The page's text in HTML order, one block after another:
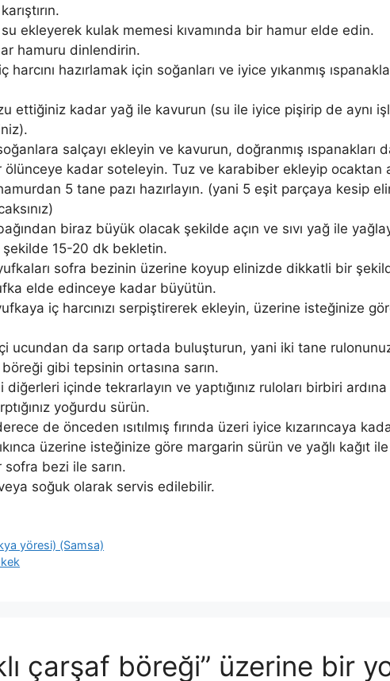
ekleyerek kulak memesi kıvamında bir hamur elde edin.
hamuru dinlendirin.
harcını hazırlamak için soğanları ve iyice yıkanmış
ettiğiniz kadar yağ ile kavurun (su ile iyice pişirip de aynı
salçayı ekleyin ve kavurun, doğranmış ıspanakları
ölünceye kadar soteleyin. Tuz ve karabiber ekleyip ocaktan
5 tane pazı hazırlayın. (yani 5 eşit parçaya kesip
biraz büyük olacak şekilde açın ve sıvı yağ ile
şekilde 15-20 dk bekletin.
sofra bezinin üzerine koyup elinizde dikkatli bir
elde edinceye kadar büyütün.
iç harcınızı serpiştirerek ekleyin, üzerine isteğinize
ucundan da sarıp ortada buluşturun, yani iki tane
gibi tepsinin ortasına sarın.
diğerleri içinde tekrarlayın ve yaptığınız ruloları birbiri ardına
yoğurdu sürün.
de önceden ısıtılmış fırında üzeri iyice kızarıncaya
üzerine isteğinize göre margarin sürün ve yağlı kağıt
sofra bezi ile sarın.
veya soğuk olarak servis edilebilir.
yöresi) (Samsa)
çarşaf böreği” üzerine bir